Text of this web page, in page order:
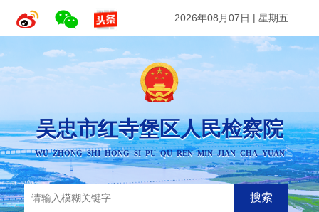
2026年08月07日 | 星期五
吴忠市红寺堡区人民检察院
WU ZHONG SHI HONG SI PU QU REN MIN JIAN CHA YUAN
搜索